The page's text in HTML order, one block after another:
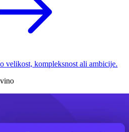
velikost, kompleksnost ali ambicije.